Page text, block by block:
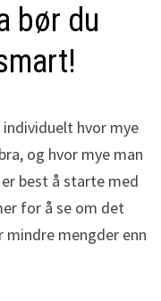
bør du
hvor mye
og hvor mye man
best å starte med
for å se om det
mindre mengder enn